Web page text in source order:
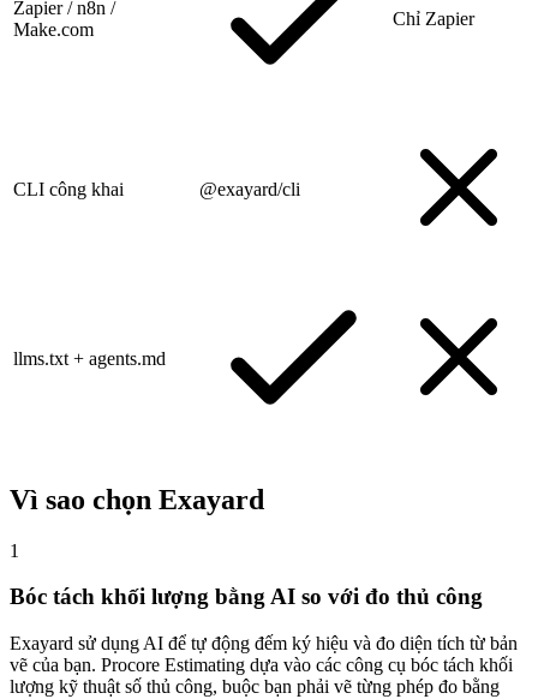
Zapier / n8n /
Make.com
Chỉ Zapier
CLI công khai @exayard/cli
llms.txt + agents.md
Vì sao chọn Exayard
1
Bóc tách khối lượng bằng AI so với đo thủ công
Exayard sử dụng AI để tự động đếm ký hiệu và đo diện tích từ bản
vẽ của bạn. Procore Estimating dựa vào các công cụ bóc tách khối
lượng kỹ thuật số thủ công, buộc bạn phải vẽ từng phép đo bằng